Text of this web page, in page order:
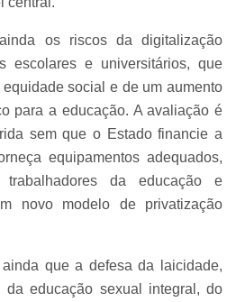
os riscos da digitalização
escolares e universitários, que
social e de um aumento
para a educação. A avaliação é
sem que o Estado financie a
equipamentos adequados,
da educação e
novo modelo de privatização
que a defesa da laicidade,
educação sexual integral, do